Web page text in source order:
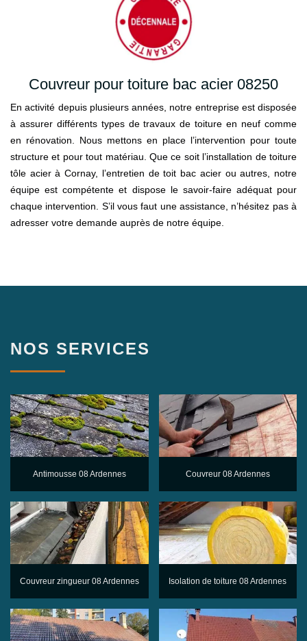
Couvreur pour toiture bac acier 08250
En activité depuis plusieurs années, notre entreprise est disposée
à assurer différents types de travaux de toiture en neuf comme
en rénovation. Nous mettons en place l’intervention pour toute
structure et pour tout matériau. Que ce soit l’installation de toiture
tôle acier à Cornay, l’entretien de toit bac acier ou autres, notre
équipe est compétente et dispose le savoir-faire adéquat pour
chaque intervention. S’il vous faut une assistance, n’hésitez pas à
adresser votre demande auprès de notre équipe.
NOS SERVICES
Antimousse 08 Ardennes Couvreur 08 Ardennes
Couvreur zingueur 08 Ardennes Isolation de toiture 08 Ardennes